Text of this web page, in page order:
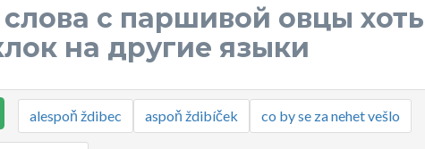
с паршивой овцы хоть
на другие языки
alespoň ždibec aspoň ždibíček co by se za nehet vešlo